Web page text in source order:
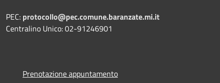
PEC: protocollo@pec.comune.baranzate.mi.it
Centralino Unico: 02-91246901
Prenotazione appuntamento